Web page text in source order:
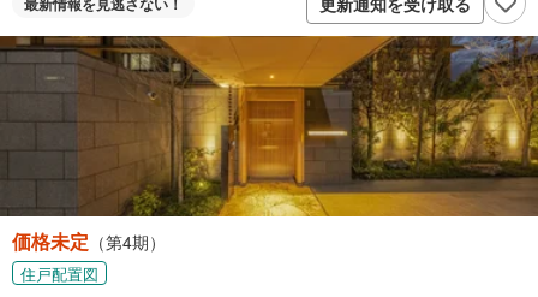
価格未定 （第4期）
住戸配置図